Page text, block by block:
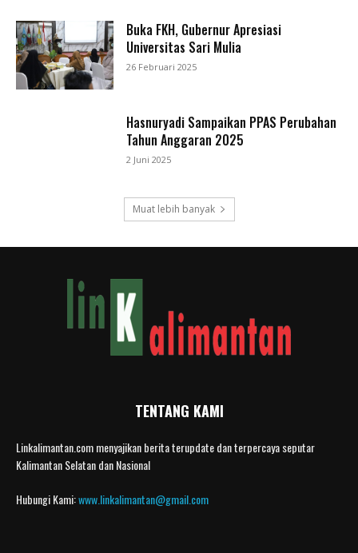
Buka FKH, Gubernur Apresiasi
Universitas Sari Mulia
26 Februari 2025
Hasnuryadi Sampaikan PPAS Perubahan
Tahun Anggaran 2025
2 Juni 2025
Muat lebih banyak
TENTANG KAMI
Linkalimantan.com menyajikan berita terupdate dan terpercaya seputar
Kalimantan Selatan dan Nasional
Hubungi Kami:www.linkalimantan@gmail.com